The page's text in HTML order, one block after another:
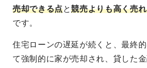
売却できる点と競売よりも高く売
です。
住宅ローンの遅延が続くと、最終
て強制的に家が売却され、貸した